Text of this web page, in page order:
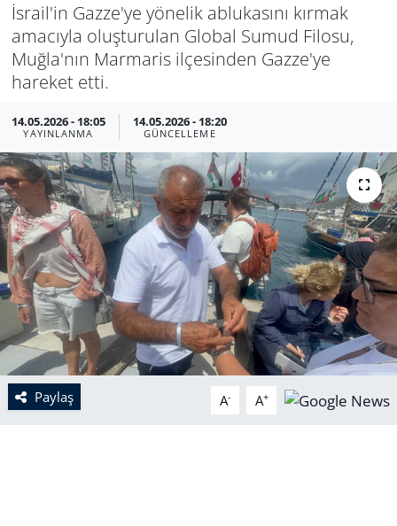
İsrail'in Gazze'ye yönelik ablukasını kırmak
amacıyla oluşturulan Global Sumud Filosu,
Muğla'nın Marmaris ilçesinden Gazze'ye
hareket etti.
14.05.2026 - 18:05
YAYINLANMA
14.05.2026 - 18:20
GÜNCELLEME
Paylaş A- A+